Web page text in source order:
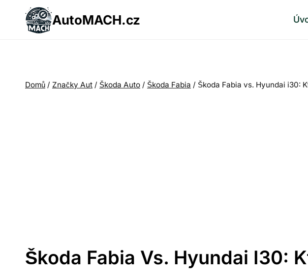
Přeskočit
AutoMACH.cz
Domů / Značky Aut / Škoda Auto / Škoda Fabia / Škoda Fabia vs. Hyundai i30:
Škoda Fabia Vs. Hyundai I30: